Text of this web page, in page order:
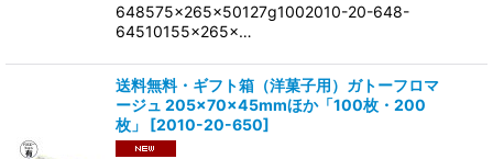
648575×265×50127g1002010-20-648-
64510155×265×…
送料無料・ギフト箱（洋菓子用）ガトーフロマ
ージュ 205×70×45mmほか「100枚・200
枚」
[2010-20-650]